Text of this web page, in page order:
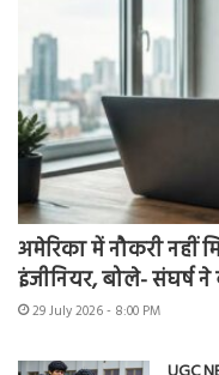
अमेरिका में नौकरी नहीं
इंजीनियर, बोले- संघर्ष
29 July 2026 - 8:00 PM